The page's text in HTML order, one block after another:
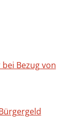
Bezug von